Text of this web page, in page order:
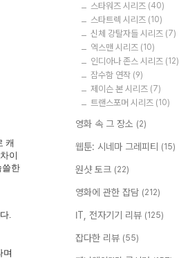
캐
이
쓸한
.
며
스타워즈 시리즈 (40)
스타트렉 시리즈 (10)
신체 강탈자들 시리즈 (7)
엑스맨 시리즈 (10)
인디아나 존스 시리즈 (12)
잠수함 연작 (9)
제이슨 본 시리즈 (7)
트랜스포머 시리즈 (10)
영화 속 그 장소 (2)
웹툰: 시네마 그레피티 (15)
원샷 토크 (22)
영화에 관한 잡담 (212)
IT, 전자기기 리뷰 (125)
잡다한 리뷰 (55)